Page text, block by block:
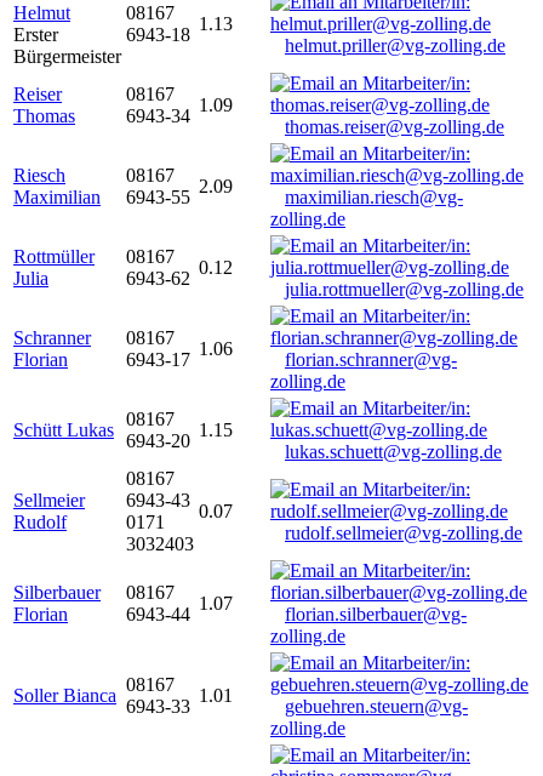
Helmut
Erster
Bürgermeister
08167
6943-18
1.13
helmut.priller@vg-zolling.de
Reiser
Thomas
08167
6943-34
1.09
thomas.reiser@vg-zolling.de
Riesch
Maximilian
08167
6943-55
2.09
maximilian.riesch@vg-
zolling.de
Rottmüller
Julia
08167
6943-62
0.12
julia.rottmueller@vg-zolling.de
Schranner
Florian
08167
6943-17
1.06
florian.schranner@vg-
zolling.de
Schütt Lukas
08167
6943-20
1.15
lukas.schuett@vg-zolling.de
Sellmeier
Rudolf
08167
6943-43
0171
3032403
0.07
rudolf.sellmeier@vg-zolling.de
Silberbauer
Florian
08167
6943-44
1.07
florian.silberbauer@vg-
zolling.de
Soller Bianca
08167
6943-33
1.01
gebuehren.steuern@vg-
zolling.de